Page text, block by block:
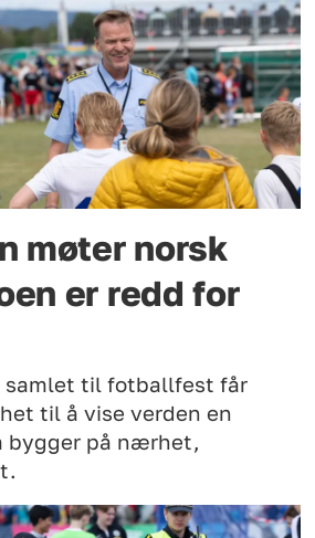
møter norsk
er redd for
samlet til fotballfest får
til å vise verden en
bygger på nærhet,